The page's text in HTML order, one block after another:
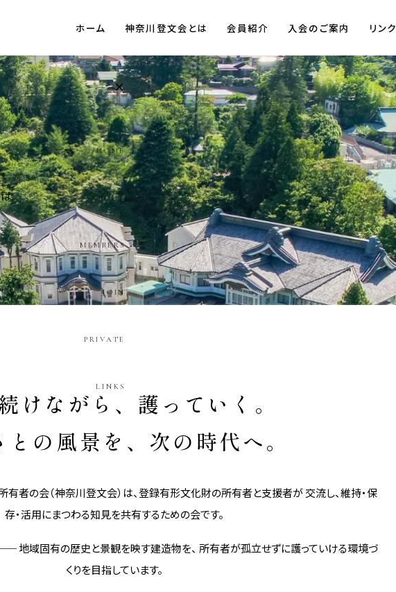
ホーム 神奈川登文会とは 会員紹介 入会のご案内 リンク
×
HOME
ABOUT
MEMBERS
JOIN
PRIVATE
LINKS
けながら、護っていく。
との風景を、次の時代へ。
者の会（神奈川登文会）は、登録有形文化財の所有者と支援者が 交流し、維持・保
存・活用にまつわる知見を共有するための会です。
── 地域固有の歴史と景観を映す建造物を、 所有者が孤立せずに護っていける環境づ
くりを目指しています。